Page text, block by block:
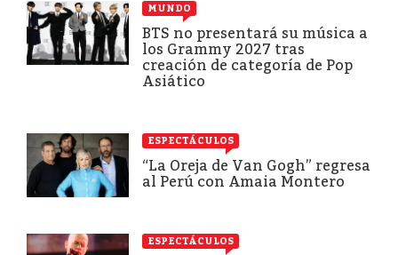
MUNDO
BTS no presentará su música a
los Grammy 2027 tras
creación de categoría de Pop
Asiático
ESPECTÁCULOS
“La Oreja de Van Gogh” regresa
al Perú con Amaia Montero
ESPECTÁCULOS